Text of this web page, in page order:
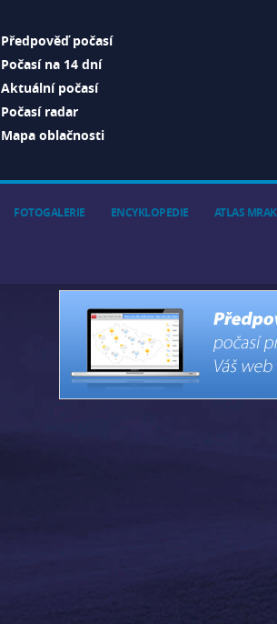
Předpověď počasí
Počasí na 14 dní
Aktuální počasí
Počasí radar
Mapa oblačnosti
FOTOGALERIE ENCYKLOPEDIE ATLAS